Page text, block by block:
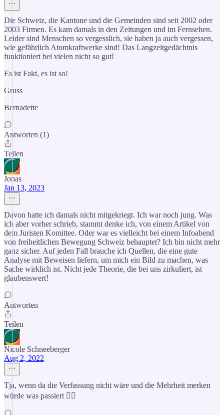
Die Schweiz, die Kantone und die Gemeinden sind seit 2002 oder
2003 Firmen. Es kam damals in den Zeitungen und im Fernsehen.
Leider sind Menschen so vergesslich, sie haben ja auch vergessen,
wie gefährlich Atomkraftwerke sind! Das Langzeitgedächtnis
funktioniert bei vielen nicht so gut!
Es ist Fakt, es ist so!
Gruss
Bernadette
Antworten (1)
Teilen
Jonas
Jan 13, 2023
Davon hatte ich damals nicht mitgekriegt. Ich war noch jung. Was
ich aber vorher schrieb, stammt denke ich, von einem Artikel von
dem Juristen Komittee. Oder war es vielleicht bei einem Infoabend
von freiheitlichen Bewegung Schweiz behauptet? Ich bin nicht mehr
ganz sicher. Auf jeden Fall brauche ich Quellen, die eine gute
Analyse mit Beweisen liefern, um mich ein Bild zu machen, was
Sache wirklich ist. Nicht jede Theorie, die bei uns zirkuliert, ist
glaubenswert!
Antworten
Teilen
Nicole Schneeberger
Aug 2, 2022
Tja, wenn da die Verfassung nicht wäre und die Mehrheit merken
würde was passiert 🤷‍♀️